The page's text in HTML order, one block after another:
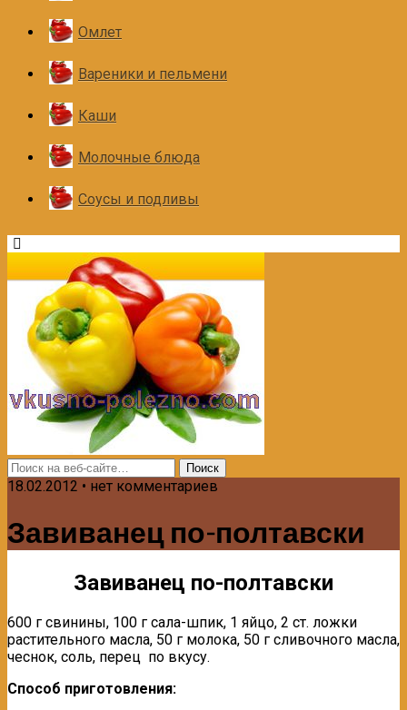
Омлет
Вареники и пельмени
Каши
Молочные блюда
Соусы и подливы
18.02.2012 • нет комментариев
Завиванец по-полтавски
Завиванец по-полтавски
600 г свинины, 100 г сала-шпик, 1 яйцо, 2 ст. ложки
растительного масла, 50 г молока, 50 г сливочного масла,
чеснок, соль, перец по вкусу.
Способ приготовления: